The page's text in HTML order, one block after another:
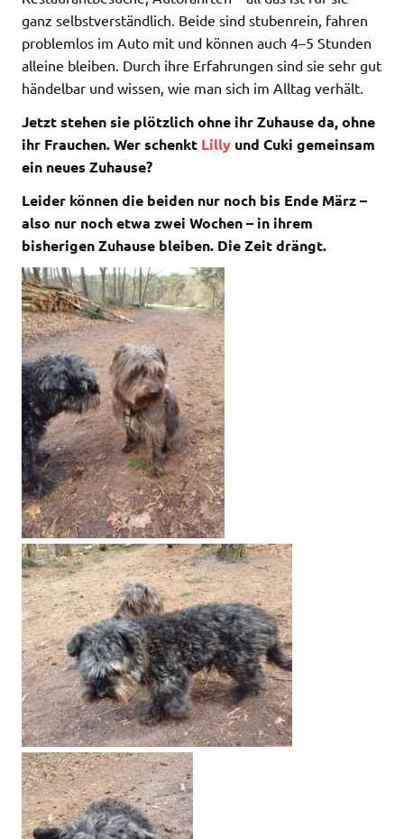
ganz selbstverständlich. Beide sind stubenrein, fahren
problemlos im Auto mit und können auch 4–5 Stunden
alleine bleiben. Durch ihre Erfahrungen sind sie sehr gut
händelbar und wissen, wie man sich im Alltag verhält.
Jetzt stehen sie plötzlich ohne ihr Zuhause da, ohne
ihr Frauchen.Wer schenkt Lilly und Cuki gemeinsam
ein neues Zuhause?
Leider können die beiden nur noch bis Ende März –
also nur noch etwa zwei Wochen – in ihrem
bisherigen Zuhause bleiben. Die Zeit drängt.